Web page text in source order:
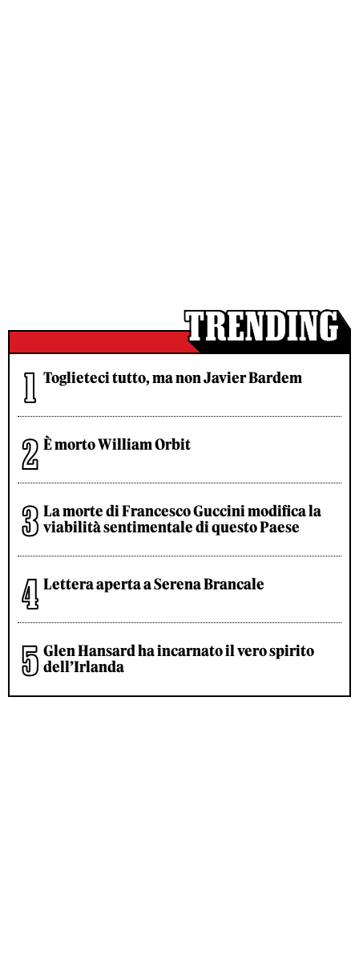
Toglieteci tutto, ma non Javier Bardem
È morto William Orbit
La morte di Francesco Guccini modifica la
viabilità sentimentale di questo Paese
Lettera aperta a Serena Brancale
Glen Hansard ha incarnato il vero spirito
dell’Irlanda